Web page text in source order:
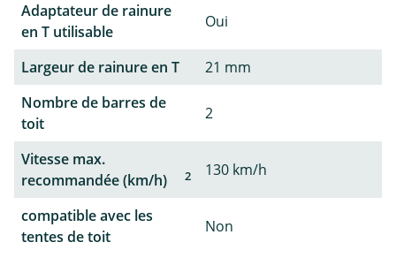
Adaptateur de rainure
en T utilisable
Oui
Largeur de rainure en T
21 mm
Nombre de barres de
toit
2
Vitesse max.
recommandée (km/h)
2 130 km/h
compatible avec les
tentes de toit
Non